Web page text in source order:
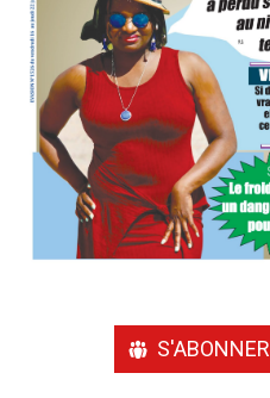
S'ABONNER